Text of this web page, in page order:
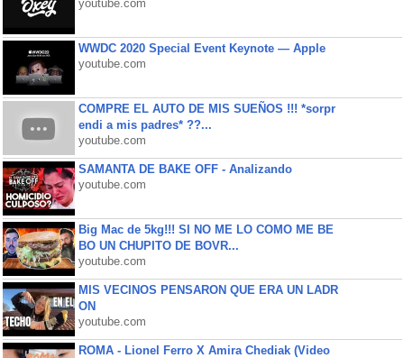
youtube.com
WWDC 2020 Special Event Keynote — Apple
youtube.com
COMPRE EL AUTO DE MIS SUEÑOS !!! *sorpr
endi a mis padres* ??...
youtube.com
SAMANTA DE BAKE OFF - Analizando
youtube.com
Big Mac de 5kg!!! SI NO ME LO COMO ME BE
BO UN CHUPITO DE BOVR...
youtube.com
MIS VECINOS PENSARON QUE ERA UN LADR
ON
youtube.com
ROMA - Lionel Ferro X Amira Chediak (Video